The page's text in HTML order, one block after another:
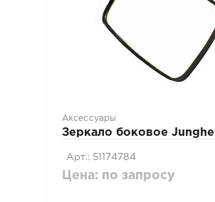
Аксессуары
Зеркало боковое
Арт.: 51174784
Цена: по запросу